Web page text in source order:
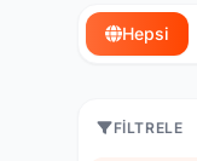
Hepsi
FILTRELE